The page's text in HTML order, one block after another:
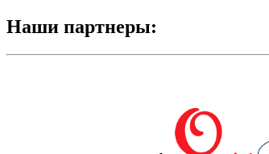
Наши партнеры: